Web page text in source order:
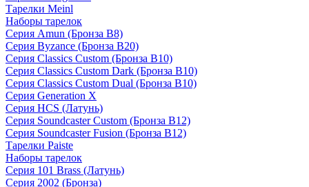
Тарелки Meinl
Наборы тарелок
Серия Amun (Бронза B8)
Серия Byzance (Бронза B20)
Серия Classics Custom (Бронза B10)
Серия Classics Custom Dark (Бронза B10)
Серия Classics Custom Dual (Бронза B10)
Серия Generation X
Серия HCS (Латунь)
Серия Soundcaster Custom (Бронза B12)
Серия Soundcaster Fusion (Бронза B12)
Тарелки Paiste
Наборы тарелок
Серия 101 Brass (Латунь)
Серия 2002 (Бронза)